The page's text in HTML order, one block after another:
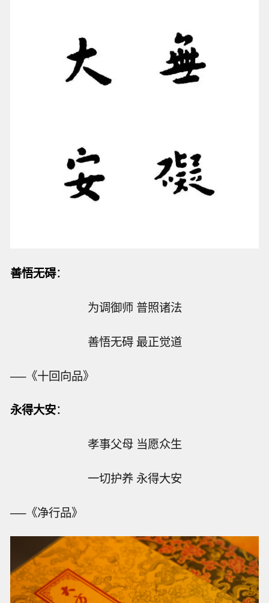
善悟无碍：
为调御师 普照诸法
善悟无碍 最正觉道
──《十回向品》
永得大安：
孝事父母 当愿众生
一切护养 永得大安
──《净行品》